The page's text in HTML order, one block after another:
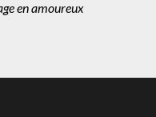
en amoureux